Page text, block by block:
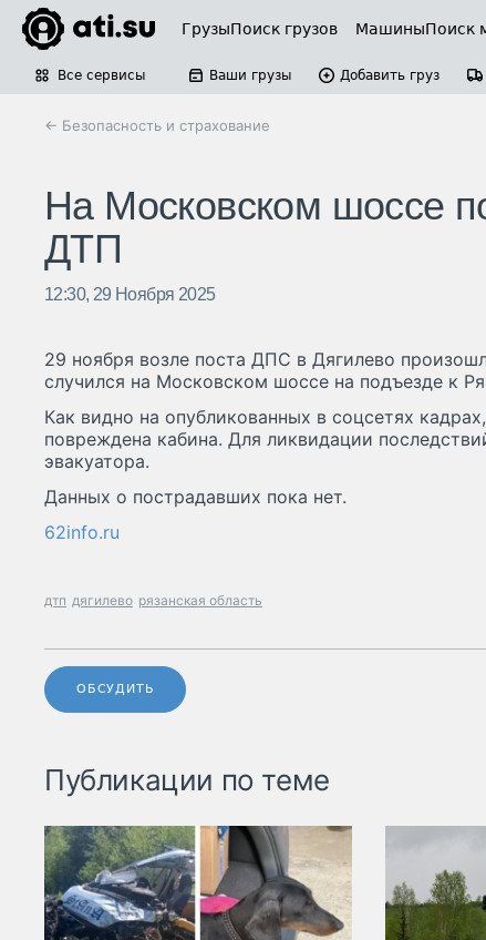
ГрузыПоиск грузов МашиныПоиск
Все сервисы Ваши грузы Добавить груз
← Безопасность и страхование
На Московском шоссе
ДТП
12:30, 29 Ноября 2025
29 ноября возле поста ДПС в Дягилево
случился на Московском шоссе на подъезде к
Как видно на опубликованных в соцсетях
повреждена кабина. Для ликвидации
эвакуатора.
Данных о пострадавших пока нет.
62info.ru
дтп дягилево рязанская область
ОБСУДИТЬ
Публикации по теме